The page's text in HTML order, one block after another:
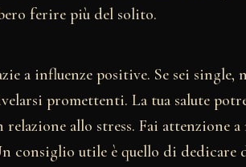
ferire più del solito.
a influenze positive. Se sei single,
promettenti. La tua salute
allo stress. Fai attenzione a
consiglio utile è quello di dedicare